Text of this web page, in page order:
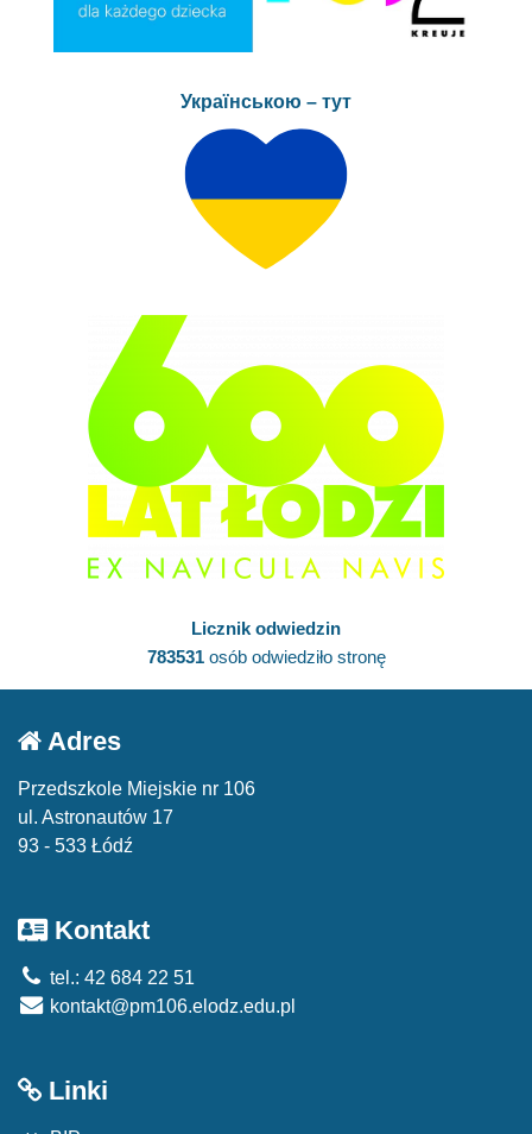
Українською – тут
Licznik odwiedzin
783531osób odwiedziło stronę
Adres
Przedszkole Miejskie nr 106
ul. Astronautów 17
93 - 533 Łódź
Kontakt
tel.: 42 684 22 51
kontakt@pm106.elodz.edu.pl
Linki